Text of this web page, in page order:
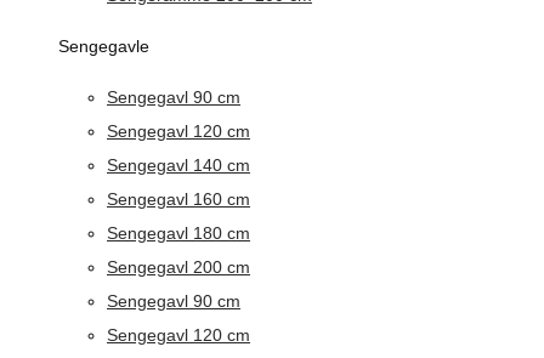
Sengegavle
Sengegavl 90 cm
Sengegavl 120 cm
Sengegavl 140 cm
Sengegavl 160 cm
Sengegavl 180 cm
Sengegavl 200 cm
Sengegavl 90 cm
Sengegavl 120 cm